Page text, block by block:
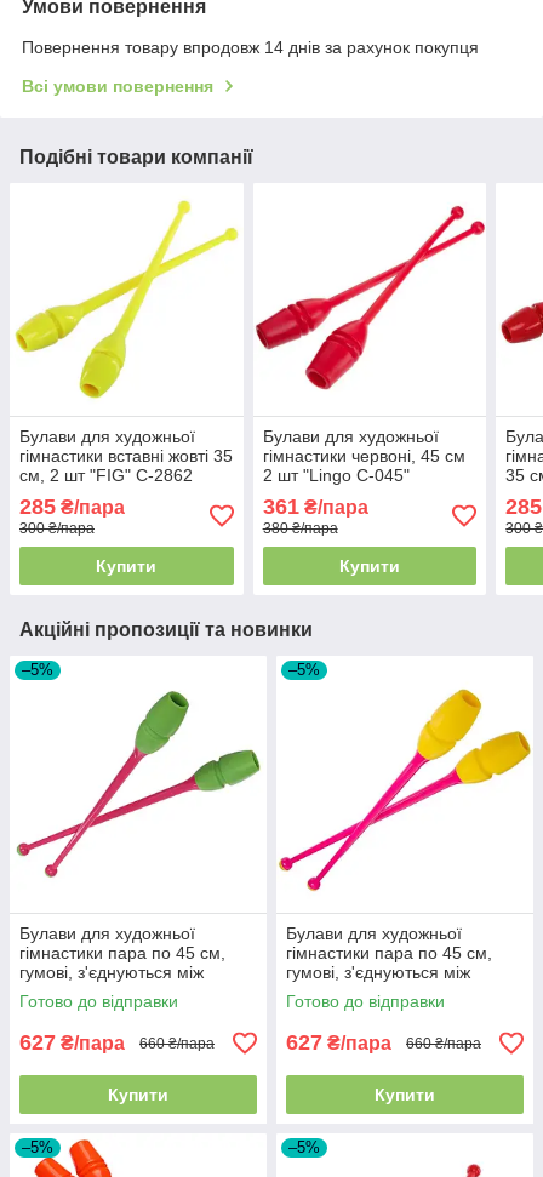
Умови повернення
Повернення товару впродовж 14 днів за рахунок покупця
Всі умови повернення
Подібні товари компанії
Булави для художньої
гімнастики вставні жовті 35
см, 2 шт "FIG" C-2862
285 ₴/пара
300 ₴/пара
Купити
Булави для художньої
гімнастики червоні, 45 см
2 шт "Lingo C-045"
361₴/пара
380 ₴/пара
Купити
35
285
300
Акційні пропозиції та новинки
–5%
Булави для художньої
гімнастики пара по 45 см,
гумові, з'єднуються між
собою, Рожевий/Лайм
Готово до відправки
627 ₴/пара 660 ₴/пара
Купити
–5%
Булави для художньої
гімнастики пара по 45 см,
гумові, з'єднуються між
собою, Рожевий/Жовтий
Готово до відправки
627 ₴/пара 660 ₴/пара
Купити
–5% –5%